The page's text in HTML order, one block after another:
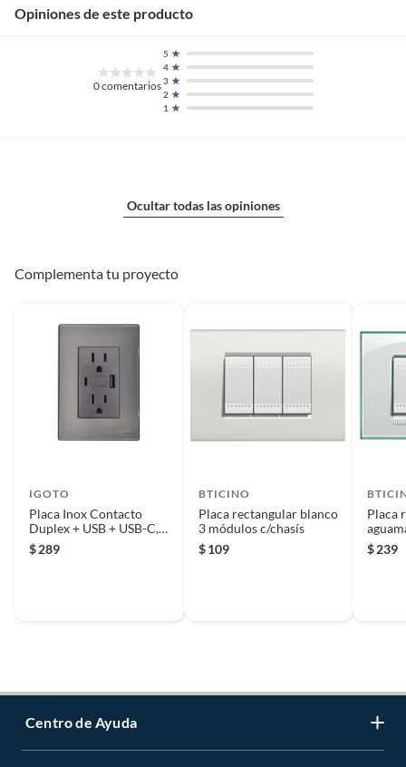
Opiniones de este producto
0comentarios
1
2
3
4
5
Ocultar todas las opiniones
Complementa tu proyecto
IGOTO
Placa Inox Contacto
Duplex + USB + USB-C,
Oxford
$289
BTICINO
Placa rectangular blanco
3 módulos c/chasís
$ 109
Placa
c/
$239
Centro de Ayuda